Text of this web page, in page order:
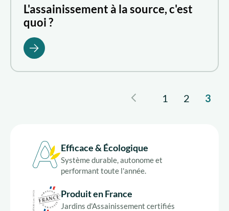
L'assainissement à la source, c'est
quoi ?
1 2 3
Efficace & Écologique
Système durable, autonome et
performant toute l'année.
Produit en France
Jardins d'Assainissement certifiés